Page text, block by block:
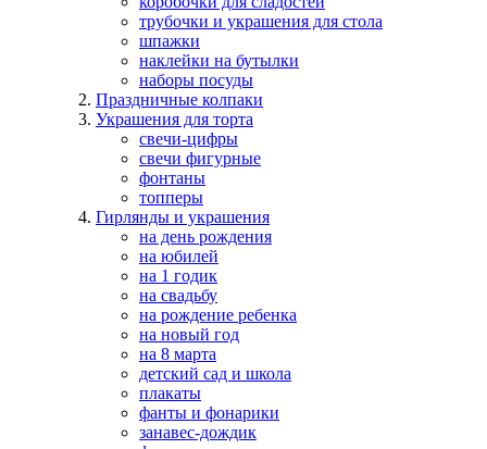
трубочки и украшения для стола
шпажки
наклейки на бутылки
наборы посуды
Праздничные колпаки
Украшения для торта
свечи-цифры
свечи фигурные
фонтаны
топперы
Гирлянды и украшения
на день рождения
на юбилей
на 1 годик
на свадьбу
на рождение ребенка
на новый год
на 8 марта
детский сад и школа
плакаты
фанты и фонарики
занавес-дождик